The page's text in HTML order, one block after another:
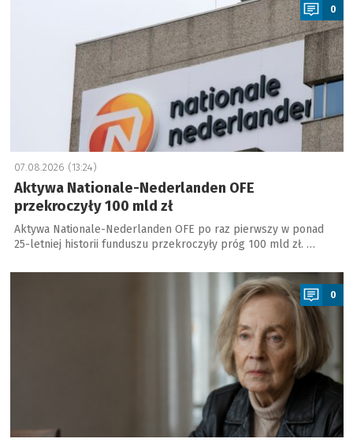
0
07.08.2026 (13:24)
Aktywa Nationale-Nederlanden OFE
przekroczyły 100 mld zł
Aktywa Nationale-Nederlanden OFE po raz pierwszy w ponad
25-letniej historii funduszu przekroczyły próg 100 mld zł. …
a
0